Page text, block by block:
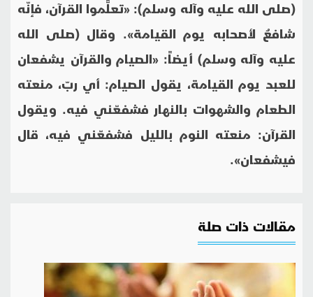
(صلى الله عليه وآله وسلم): «تعلَّموا القرآن، فإنّه
شافعٌ لأصحابه يوم‏ القيامة». وقال (صلى الله
عليه وآله وسلم) أيضاً: «الصيام والقرآن يشفعان
للعبد يوم ‏القيامة، يقول الصيام: أي ربّ، منعته
الطعام والشهوات بالنهار فشفعّني فيه. ويقول
‏القرآن: منعته النوم بالليل فشفعّني فيه، قال
فيشفعان».
مقالات ذات صلة